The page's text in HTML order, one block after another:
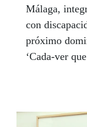
Málaga,
con
próximo
‘Cada-ver
Elejar-